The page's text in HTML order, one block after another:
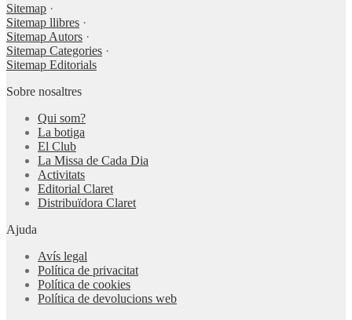
Sitemap ·
Sitemap llibres ·
Sitemap Autors ·
Sitemap Categories ·
Sitemap Editorials
Sobre nosaltres
Qui som?
La botiga
El Club
La Missa de Cada Dia
Activitats
Editorial Claret
Distribuïdora Claret
Ajuda
Avís legal
Política de privacitat
Política de cookies
Política de devolucions web